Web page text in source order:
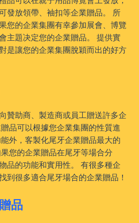
發放領帶、袖扣等企業贈品。 所
您的企業集團有幸參加展會、博覽
主題决定您的企業贈品。 提供實
是讓您的企業集團脫穎而出的好方
贊助商、製造商或員工贈送許多企
品可以根據您企業集團的性質進
外，客製化尾牙企業贈品最大的
您的企業贈品在尾牙等場合分
品的功能和實用性。 有很多種企
到很多適合尾牙場合的企業贈品！
品